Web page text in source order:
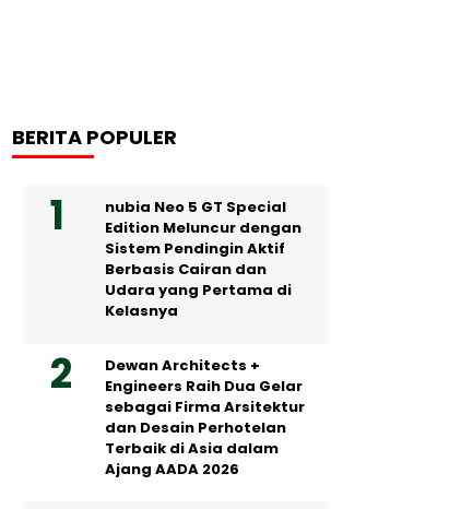
BERITA POPULER
nubia Neo 5 GT Special
Edition Meluncur dengan
Sistem Pendingin Aktif
Berbasis Cairan dan
Udara yang Pertama di
Kelasnya
Dewan Architects +
Engineers Raih Dua Gelar
sebagai Firma Arsitektur
dan Desain Perhotelan
Terbaik di Asia dalam
Ajang AADA 2026